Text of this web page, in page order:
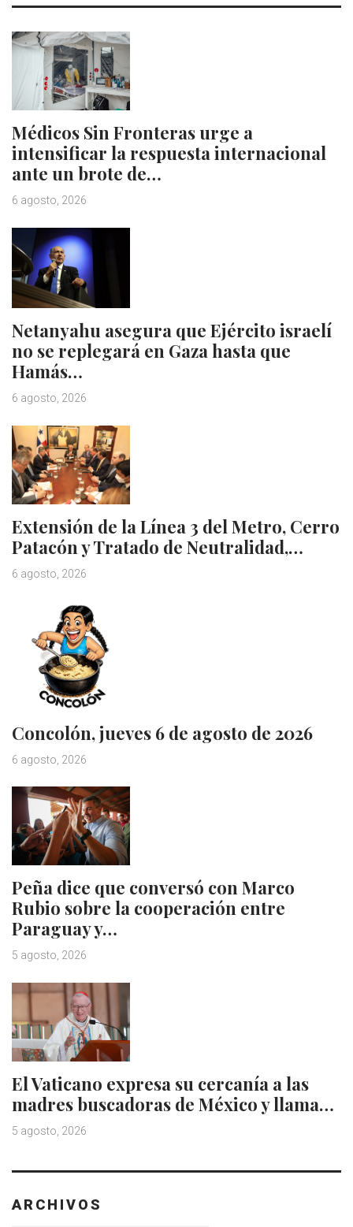
Médicos Sin Fronteras urge a
intensificar la respuesta internacional
ante un brote de…
6 agosto, 2026
Netanyahu asegura que Ejército israelí
no se replegará en Gaza hasta que
Hamás…
6 agosto, 2026
Extensión de la Línea 3 del Metro, Cerro
Patacón y Tratado de Neutralidad,…
6 agosto, 2026
Concolón, jueves 6 de agosto de 2026
6 agosto, 2026
Peña dice que conversó con Marco
Rubio sobre la cooperación entre
Paraguay y…
5 agosto, 2026
El Vaticano expresa su cercanía a las
madres buscadoras de México y llama…
5 agosto, 2026
ARCHIVOS